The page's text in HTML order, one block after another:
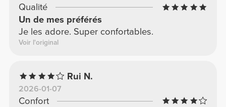
Qualité
Un de mes préférés
Je les adore. Super confortables.
Voir l'original
Rui N.
2026-01-07
Confort